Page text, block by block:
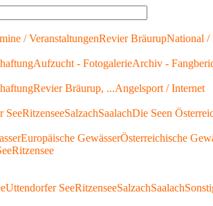
/ VeranstaltungenRevier BräurupNational /
Aufzucht - FotogalerieArchiv -
Revier Bräurup, ...Angelsport / Internet
SeeRitzenseeSalzachSaalachDie Seen
Europäische GewässerÖsterreichische
Ritzensee
Uttendorfer SeeRitzenseeSalzachSaalach